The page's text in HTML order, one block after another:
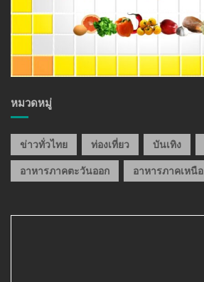
หมวดหมู่
ข่าวทั่วไทย ท่องเที่ยว บันเทิง
อาหารภาคตะวันออก อาหารภาคเหนือ